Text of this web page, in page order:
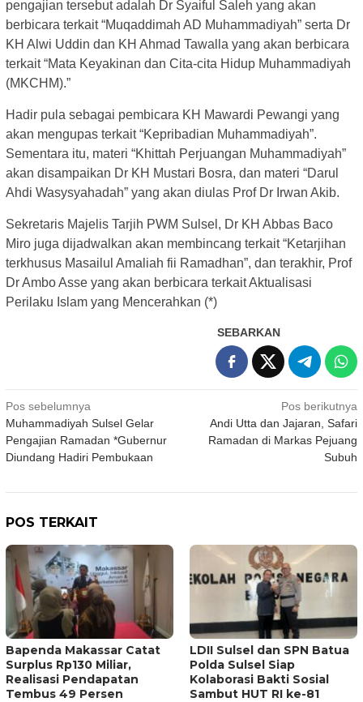
pengajian tersebut adalah Dr Syaiful Saleh yang akan
berbicara terkait “Muqaddimah AD Muhammadiyah” serta Dr
KH Alwi Uddin dan KH Ahmad Tawalla yang akan berbicara
terkait “Mata Keyakinan dan Cita-cita Hidup Muhammadiyah
(MKCHM).”
Hadir pula sebagai pembicara KH Mawardi Pewangi yang
akan mengupas terkait “Kepribadian Muhammadiyah”.
Sementara itu, materi “Khittah Perjuangan Muhammadiyah”
akan disampaikan Dr KH Mustari Bosra, dan materi “Darul
Ahdi Wasysyahadah” yang akan diulas Prof Dr Irwan Akib.
Sekretaris Majelis Tarjih PWM Sulsel, Dr KH Abbas Baco
Miro juga dijadwalkan akan membincang terkait “Ketarjihan
terkhusus Masailul Amaliah fii Ramadhan”, dan terakhir, Prof
Dr Ambo Asse yang akan berbicara terkait Aktualisasi
Perilaku Islam yang Mencerahkan (*)
SEBARKAN
Navigasi
pos
Pos sebelumnya
Muhammadiyah Sulsel Gelar
Pengajian Ramadan *Gubernur
Diundang Hadiri Pembukaan
Pos berikutnya
Andi Utta dan Jajaran, Safari
Ramadan di Markas Pejuang
Subuh
POS TERKAIT
Bapenda Makassar Catat
Surplus Rp130 Miliar,
Realisasi Pendapatan
Tembus 49 Persen
LDII Sulsel dan SPN Batua
Polda Sulsel Siap
Kolaborasi Bakti Sosial
Sambut HUT RI ke-81